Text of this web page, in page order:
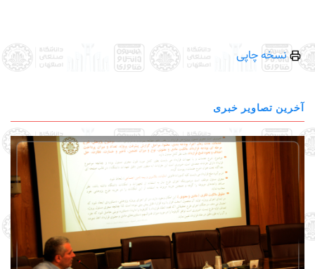
نسخه چاپی
آخرین تصاویر خبری